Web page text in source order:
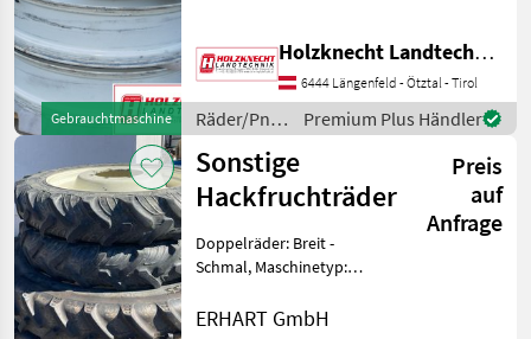
Gebrauchtmaschine
270-95R48, Spur 1600mm,
Absolut Neuwertiger
Zustand , Innenloch
220mm,
Holzknecht Landtechnik GmbH.
6444 Längenfeld - Ötztal - Tirol
Räder/Pneu/Felgen
/ Trinker
Premium Plus Händler
Sonstige
Hackfruchträder
Preis
auf
Anfrage
Doppelräder: Breit -
Schmal, Maschinetyp:
komplett mit Verstellfelgen
ERHART GmbH